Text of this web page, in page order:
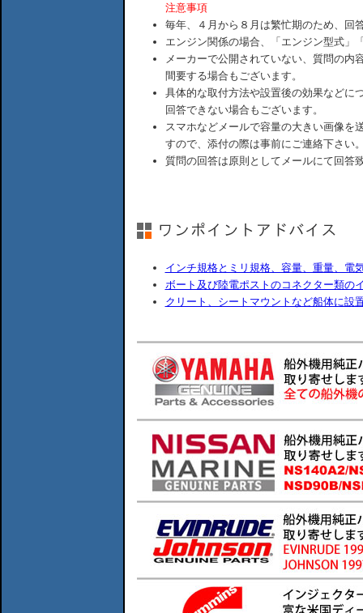
注意事項
毎年、４月から８月は繁忙期のため、回
エンジン関係の場合、「エンジン型式」
メーカーで公開されていない、質問の内
間要する場合もございます。
具体的な取付方法や設置後の効果などに
回答できない場合もございます。
スマホなどメールで容量の大きい画像を
すので、添付の際は事前にご連絡下さい
質問の回答は原則としてメールにて回答
インチ規格とミリ規格、容量、重量、電
ボート及び陸電ポストのコネクター類の
クリート、シートマウントなど船体に設